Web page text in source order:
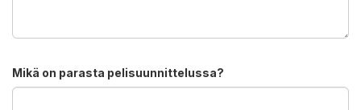
Mikä on parasta pelisuunnittelussa?